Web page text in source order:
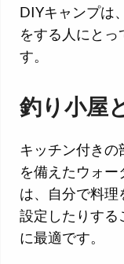
DIYキャンプは
をする人にと
す。
釣り小屋
キッチン付きの
を備えたウォ
は、自分で料理
設定したりする
に最適です。